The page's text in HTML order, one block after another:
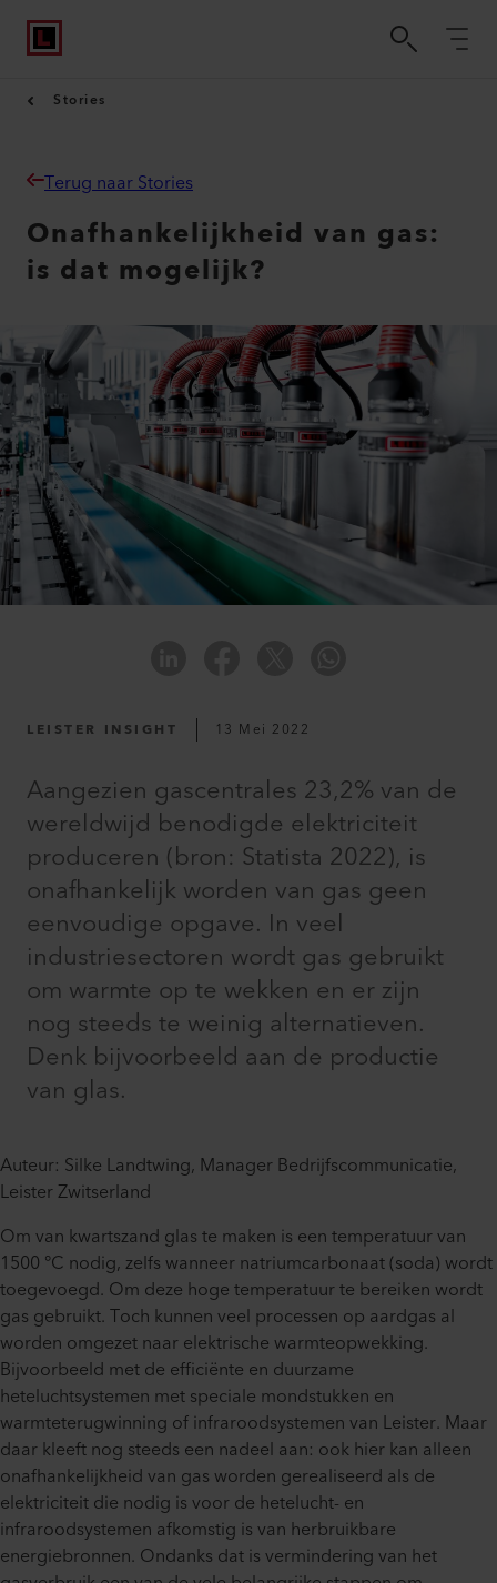
Stories
Terug naar Stories
Onafhankelijkheid van gas:
is dat mogelijk?
LEISTER INSIGHT 13 Mei 2022
Aangezien gascentrales 23,2% van de
wereldwijd benodigde elektriciteit
produceren (bron: Statista 2022), is
onafhankelijk worden van gas geen
eenvoudige opgave. In veel
industriesectoren wordt gas gebruikt
om warmte op te wekken en er zijn
nog steeds te weinig alternatieven.
Denk bijvoorbeeld aan de productie
van glas.
Auteur: Silke Landtwing, Manager Bedrijfscommunicatie,
Leister Zwitserland
Om van kwartszand glas te maken is een temperatuur van
1500 °C nodig, zelfs wanneer natriumcarbonaat (soda) wordt
toegevoegd. Om deze hoge temperatuur te bereiken wordt
gas gebruikt. Toch kunnen veel processen op aardgas al
worden omgezet naar elektrische warmteopwekking.
Bijvoorbeeld met de efficiënte en duurzame
heteluchtsystemen met speciale mondstukken en
warmteterugwinning of infraroodsystemen van Leister. Maar
daar kleeft nog steeds een nadeel aan: ook hier kan alleen
onafhankelijkheid van gas worden gerealiseerd als de
elektriciteit die nodig is voor de hetelucht- en
infraroodsystemen afkomstig is van herbruikbare
energiebronnen. Ondanks dat is vermindering van het